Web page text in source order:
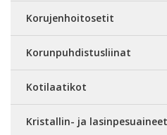
Korujenhoitosetit
Korunpuhdistusliinat
Kotilaatikot
Kristallin- ja lasinpesuaineet